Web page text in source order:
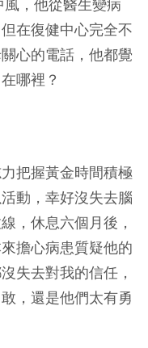
，他從醫生變病
在復健中心完全不
心的電話，他都覺
哪裡？
把握黃金時間積極
動，幸好沒失去腦
，休息六個月後，
擔心病患質疑他的
失去對我的信任，
，還是他們太有勇